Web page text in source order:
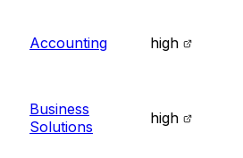
Accounting high
Business
Solutions
high